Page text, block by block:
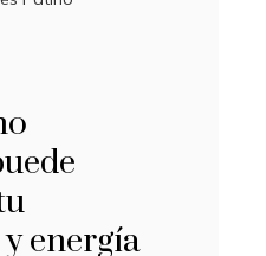
energía